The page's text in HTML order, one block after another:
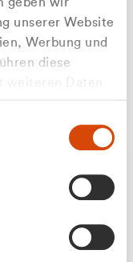
geben wir
unserer Website
Werbung und
diese